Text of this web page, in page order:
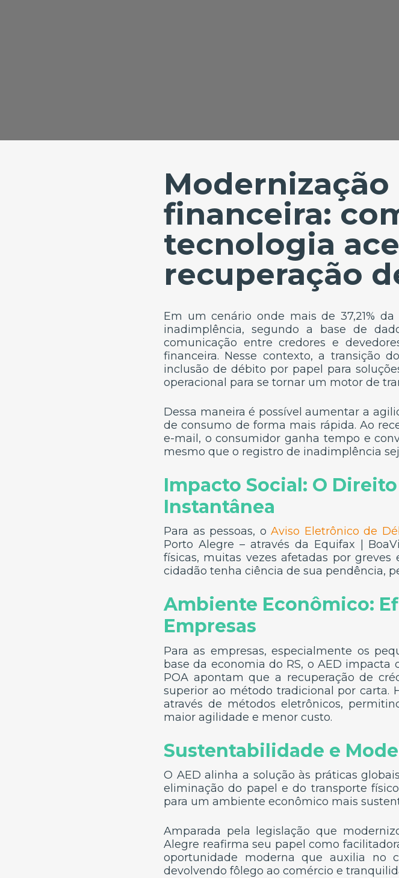
Modernização
financeira:
tecnologia
recuperação
Em um cenário onde mais de 37,21%
inadimplência, segundo a base de
comunicação entre credores e
financeira. Nesse contexto, a transição
inclusão de débito por papel para
operacional para se tornar um motor de
Dessa maneira é possível aumentar a
de consumo de forma mais rápida. Ao
e-mail, o consumidor ganha tempo e
mesmo que o registro de inadimplência
Impacto Social: O
Instantânea
Para as pessoas, o Aviso Eletrônico de
Porto Alegre – através da Equifax |
físicas, muitas vezes afetadas por
cidadão tenha ciência de sua pendência,
Ambiente Econômico:
Empresas
Para as empresas, especialmente os
base da economia do RS, o AED
POA apontam que a recuperação de
superior ao método tradicional por carta.
através de métodos eletrônicos,
maior agilidade e menor custo.
Sustentabilidade e
O AED alinha a solução às práticas
eliminação do papel e do transporte
para um ambiente econômico mais
Amparada pela legislação que
Alegre reafirma seu papel como
oportunidade moderna que auxilia no
devolvendo fôlego ao comércio e